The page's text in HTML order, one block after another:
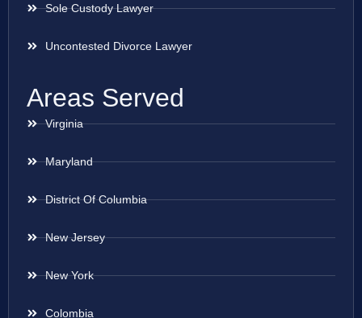
Sole Custody Lawyer
Uncontested Divorce Lawyer
Areas Served
Virginia
Maryland
District Of Columbia
New Jersey
New York
Colombia